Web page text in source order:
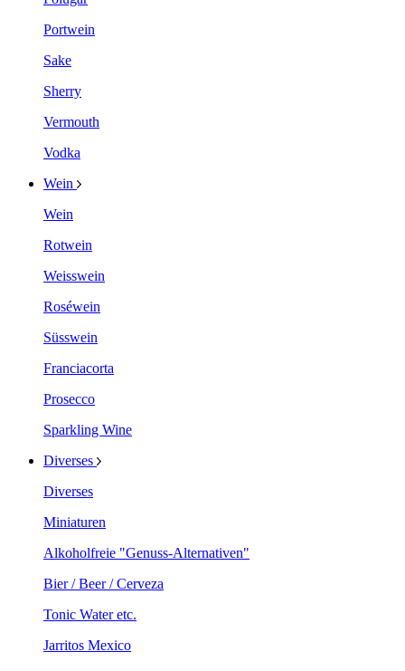
Portwein
Sake
Sherry
Vermouth
Vodka
Wein
Wein
Rotwein
Weisswein
Roséwein
Süsswein
Franciacorta
Prosecco
Sparkling Wine
Diverses
Diverses
Miniaturen
Alkoholfreie "Genuss-Alternativen"
Bier / Beer / Cerveza
Tonic Water etc.
Jarritos Mexico